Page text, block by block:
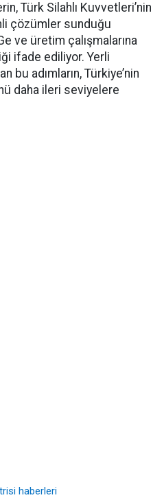
Türk Silahlı Kuvvetleri’nin
çözümler sunduğu
ve üretim çalışmalarına
ifade ediliyor. Yerli
bu adımların, Türkiye’nin
daha ileri seviyelere
haberleri